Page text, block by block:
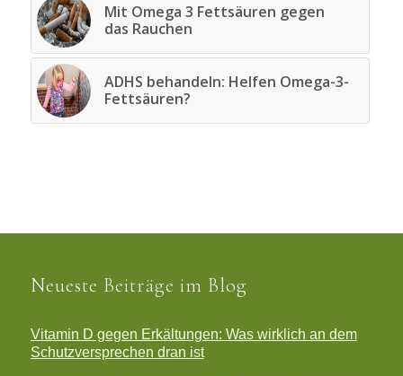
Mit Omega 3 Fettsäuren gegen
das Rauchen
ADHS behandeln: Helfen Omega-3-
Fettsäuren?
Neueste Beiträge im Blog
Vitamin D gegen Erkältungen: Was wirklich an dem
Schutzversprechen dran ist